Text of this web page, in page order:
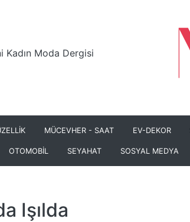
Kadın Moda Dergisi
MÜCEVHER - SAAT EV-DEKOR
OTOMOBİL SEYAHAT SOSYAL MEDYA
Işılda